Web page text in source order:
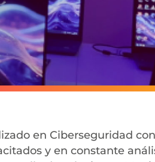
en Ciberseguridad
y en constante